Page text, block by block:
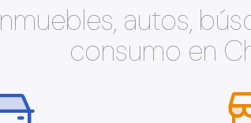
autos,
consumo en